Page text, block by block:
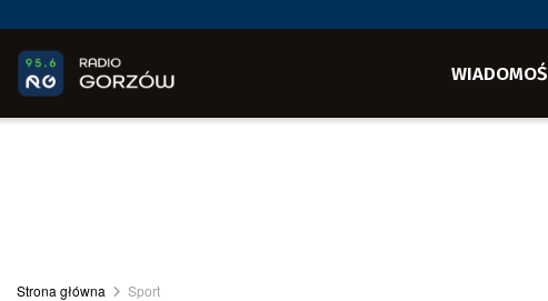
Strona główna Sport